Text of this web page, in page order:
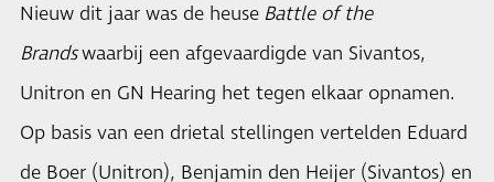
Nieuw dit jaar was de heuse Battle of the
Brandswaarbij een afgevaardigde van Sivantos,
Unitron en GN Hearing het tegen elkaar opnamen.
Op basis van een drietal stellingen vertelden Eduard
de Boer (Unitron), Benjamin den Heijer (Sivantos) en